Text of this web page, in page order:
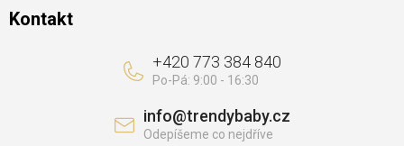
Kontakt
info@trendybaby.cz
+420 773 384 840